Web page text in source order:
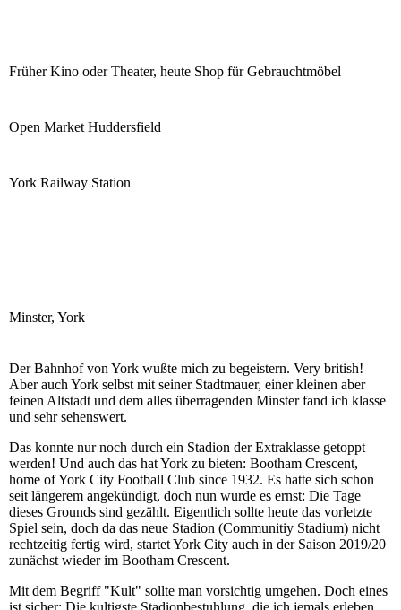
Früher Kino oder Theater, heute Shop für Gebrauchtmöbel
Open Market Huddersfield
York Railway Station
Minster, York
Der Bahnhof von York wußte mich zu begeistern. Very british!
Aber auch York selbst mit seiner Stadtmauer, einer kleinen aber
feinen Altstadt und dem alles überragenden Minster fand ich klasse
und sehr sehenswert.
Das konnte nur noch durch ein Stadion der Extraklasse getoppt
werden! Und auch das hat York zu bieten: Bootham Crescent,
home of York City Football Club since 1932. Es hatte sich schon
seit längerem angekündigt, doch nun wurde es ernst: Die Tage
dieses Grounds sind gezählt. Eigentlich sollte heute das vorletzte
Spiel sein, doch da das neue Stadion (Communitiy Stadium) nicht
rechtzeitig fertig wird, startet York City auch in der Saison 2019/20
zunächst wieder im Bootham Crescent.
Mit dem Begriff "Kult" sollte man vorsichtig umgehen. Doch eines
ist sicher: Die kultigste Stadionbestuhlung, die ich jemals erleben